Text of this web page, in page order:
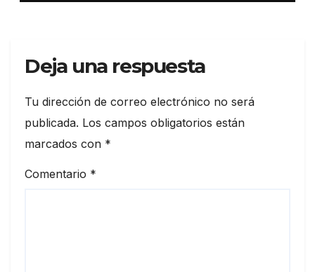
Deja una respuesta
Tu dirección de correo electrónico no será
publicada. Los campos obligatorios están
marcados con *
Comentario *